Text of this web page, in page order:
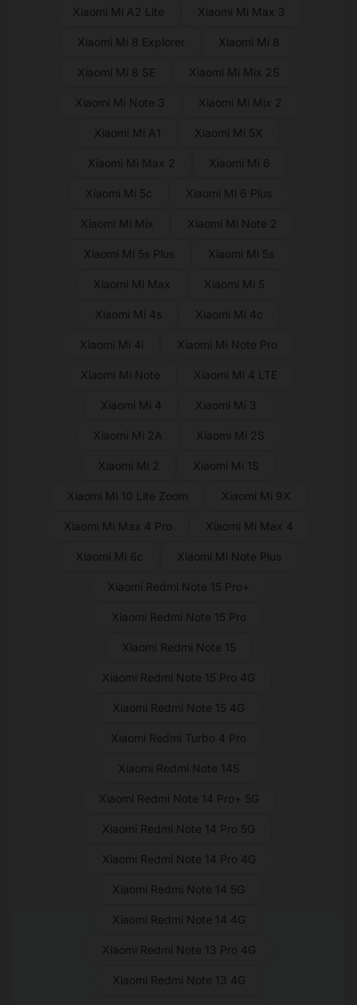
Xiaomi Mi A2 Lite Xiaomi Mi Max 3
Xiaomi Mi 8 Explorer Xiaomi Mi 8
Xiaomi Mi 8 SE Xiaomi Mi Mix 2S
Xiaomi Mi Note 3 Xiaomi Mi Mix 2
Xiaomi Mi A1 Xiaomi Mi 5X
Xiaomi Mi Max 2 Xiaomi Mi 6
Xiaomi Mi 5c Xiaomi Mi 6 Plus
Xiaomi Mi Mix Xiaomi Mi Note 2
Xiaomi Mi 5s Plus Xiaomi Mi 5s
Xiaomi Mi Max Xiaomi Mi 5
Xiaomi Mi 4s Xiaomi Mi 4c
Xiaomi Mi 4i Xiaomi Mi Note Pro
Xiaomi Mi Note Xiaomi Mi 4 LTE
Xiaomi Mi 4 Xiaomi Mi 3
Xiaomi Mi 2A Xiaomi Mi 2S
Xiaomi Mi 2 Xiaomi Mi 1S
Xiaomi Mi 10 Lite Zoom Xiaomi Mi 9X
Xiaomi Mi Max 4 Pro Xiaomi Mi Max 4
Xiaomi Mi 6c Xiaomi Mi Note Plus
Xiaomi Redmi Note 15 Pro+
Xiaomi Redmi Note 15 Pro
Xiaomi Redmi Note 15
Xiaomi Redmi Note 15 Pro 4G
Xiaomi Redmi Note 15 4G
Xiaomi Redmi Turbo 4 Pro
Xiaomi Redmi Note 14S
Xiaomi Redmi Note 14 Pro+ 5G
Xiaomi Redmi Note 14 Pro 5G
Xiaomi Redmi Note 14 Pro 4G
Xiaomi Redmi Note 14 5G
Xiaomi Redmi Note 14 4G
Xiaomi Redmi Note 13 Pro 4G
Xiaomi Redmi Note 13 4G